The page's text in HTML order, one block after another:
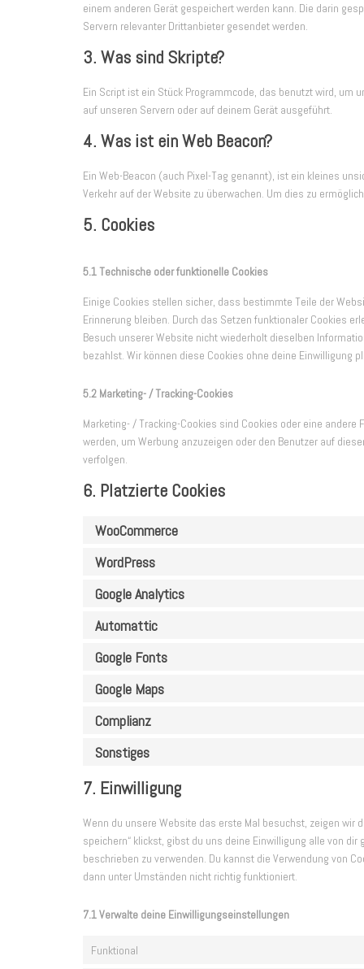
einem anderen Gerät gespeichert werden kann. Die darin
Servern relevanter Drittanbieter gesendet werden.
3. Was sind Skripte?
Ein Script ist ein Stück Programmcode, das benutzt wird, um
auf unseren Servern oder auf deinem Gerät ausgeführt.
4. Was ist ein Web Beacon?
Ein Web-Beacon (auch Pixel-Tag genannt), ist ein kleines
Verkehr auf der Website zu überwachen. Um dies zu
5. Cookies
5.1 Technische oder funktionelle Cookies
Einige Cookies stellen sicher, dass bestimmte Teile der
Erinnerung bleiben. Durch das Setzen funktionaler Cookies
Besuch unserer Website nicht wiederholt dieselben
bezahlst. Wir können diese Cookies ohne deine Einwilligung
5.2 Marketing- / Tracking-Cookies
Marketing- / Tracking-Cookies sind Cookies oder eine
werden, um Werbung anzuzeigen oder den Benutzer auf
verfolgen.
6. Platzierte Cookies
WooCommerce
WordPress
Google Analytics
Automattic
Google Fonts
Google Maps
Complianz
Sonstiges
7. Einwilligung
Wenn du unsere Website das erste Mal besuchst, zeigen wir
speichern“ klickst, gibst du uns deine Einwilligung alle von
beschrieben zu verwenden. Du kannst die Verwendung von
dann unter Umständen nicht richtig funktioniert.
7.1 Verwalte deine Einwilligungseinstellungen
Funktional